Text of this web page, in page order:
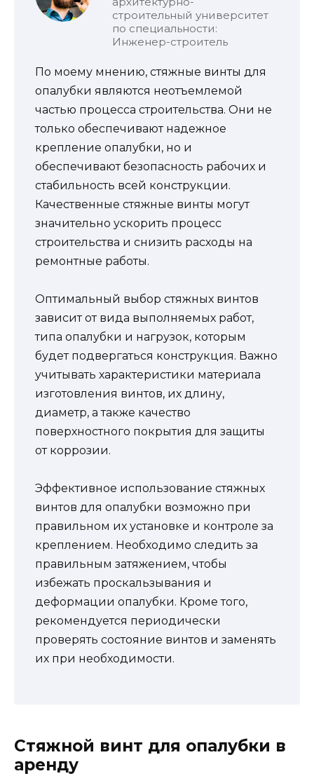
строительный университет
по специальности:
Инженер-строитель
По моему мнению, стяжные винты для
опалубки являются неотъемлемой
частью процесса строительства. Они не
только обеспечивают надежное
крепление опалубки, но и
обеспечивают безопасность рабочих и
стабильность всей конструкции.
Качественные стяжные винты могут
значительно ускорить процесс
строительства и снизить расходы на
ремонтные работы.
Оптимальный выбор стяжных винтов
зависит от вида выполняемых работ,
типа опалубки и нагрузок, которым
будет подвергаться конструкция. Важно
учитывать характеристики материала
изготовления винтов, их длину,
диаметр, а также качество
поверхностного покрытия для защиты
от коррозии.
Эффективное использование стяжных
винтов для опалубки возможно при
правильном их установке и контроле за
креплением. Необходимо следить за
правильным затяжением, чтобы
избежать проскальзывания и
деформации опалубки. Кроме того,
рекомендуется периодически
проверять состояние винтов и заменять
их при необходимости.
Стяжной винт для опалубки в
аренду